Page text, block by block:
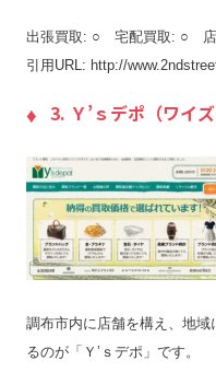
出張買取: ○ 宅配買取: ○ 店
引用URL: http://
3. Ｙ’ｓデポ（ワイズ
調布市内に店舗を構え、地
るのが「Ｙ’ｓデポ」です。